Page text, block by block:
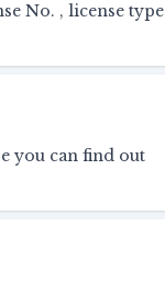
No. , license type
you can find out